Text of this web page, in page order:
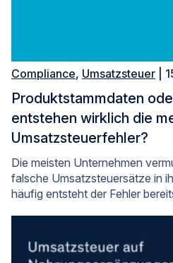
Compliance, Umsatzsteuer |
Produktstammdaten
entstehen wirklich die
Umsatzsteuerfehler?
Die meisten Unternehmen
falsche Umsatzsteuersätze in
häufig entsteht der Fehler